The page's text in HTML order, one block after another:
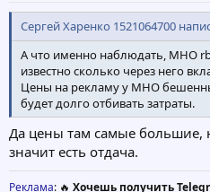
Сергей Харенко 1521064700
А что именно наблюдать, МНО
известно сколько через него
Цены на рекламу у МНО
будет долго отбивать затраты.
Да цены там самые большие,
значит есть отдача.
Реклама: 🔥 Хочешь получить